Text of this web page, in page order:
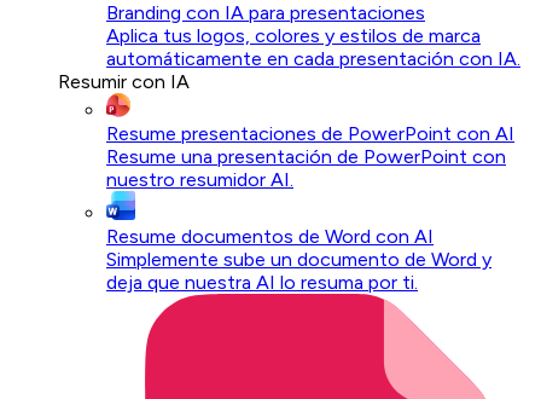
Branding con IA para presentaciones
Aplica tus logos, colores y estilos de marca
automáticamente en cada presentación con IA.
Resumir con IA
Resume presentaciones de PowerPoint con AI
Resume una presentación de PowerPoint con
nuestro resumidor AI.
Resume documentos de Word con AI
Simplemente sube un documento de Word y
deja que nuestra AI lo resuma por ti.